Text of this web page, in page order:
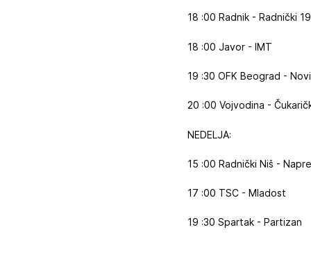
18 :00 Radnik - Radnički
18 :00 Javor - IMT
19 :30 OFK Beograd -
20 :00 Vojvodina -
NEDELJA:
15 :00 Radnički Niš -
17 :00 TSC - Mladost
19 :30 Spartak - Partizan